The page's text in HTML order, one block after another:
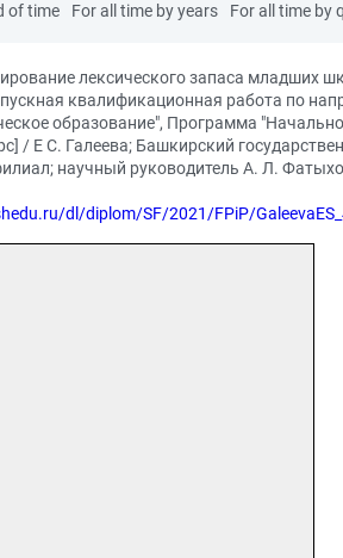
of time For all time by years For all time by
лексического запаса младших
квалификационная работа по
образование", Программа
/ Е С. Галеева; Башкирский
научный руководитель А. Л.
dl/diplom/SF/2021/FPiP/